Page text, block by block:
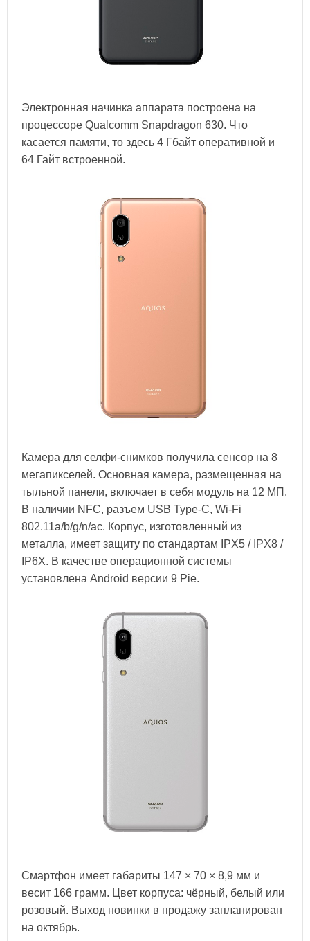
Электронная начинка аппарата построена на
процессоре Qualcomm Snapdragon 630. Что
касается памяти, то здесь 4 Гбайт оперативной и
64 Гайт встроенной.
Камера для селфи-снимков получила сенсор на 8
мегапикселей. Основная камера, размещенная на
тыльной панели, включает в себя модуль на 12 МП.
В наличии NFC, разъем USB Type-C, Wi-Fi
802.11a/b/g/n/ac. Корпус, изготовленный из
металла, имеет защиту по стандартам IPX5 / IPX8 /
IP6X. В качестве операционной системы
установлена Android версии 9 Pie.
Смартфон имеет габариты 147 × 70 × 8,9 мм и
весит 166 грамм. Цвет корпуса: чёрный, белый или
розовый. Выход новинки в продажу запланирован
на октябрь.